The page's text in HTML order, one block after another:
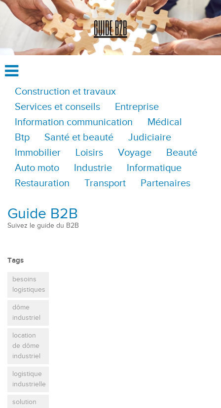
Construction et travaux
Services et conseils
Entreprise
Information communication
Médical
Btp
Santé et beauté
Judiciaire
Immobilier
Loisirs Voyage
Beauté
Auto moto
Industrie
Informatique
Restauration
Transport Partenaires
Guide B2B
Suivez le guide du B2B
Tags
besoins
logistiques
dôme
industriel
location
de dôme
industriel
logistique
industrielle
solution